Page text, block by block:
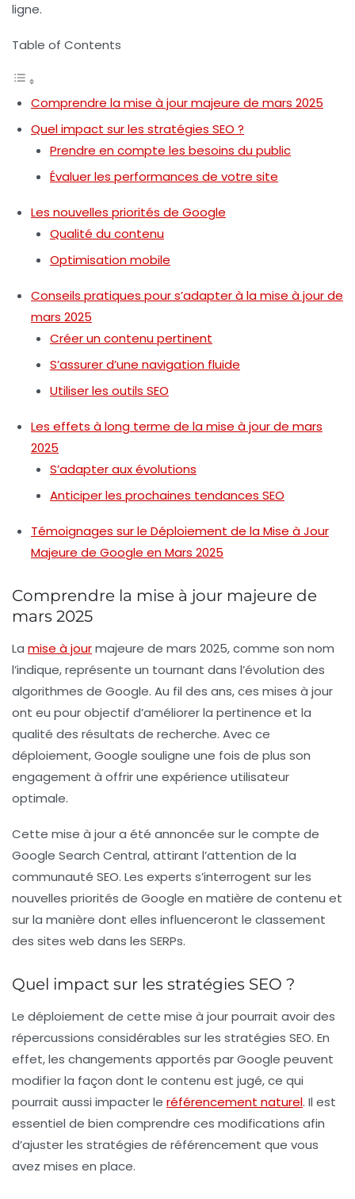
ligne.
Table of Contents
Comprendre la mise à jour majeure de mars 2025
Quel impact sur les stratégies SEO ?
Prendre en compte les besoins du public
Évaluer les performances de votre site
Les nouvelles priorités de Google
Qualité du contenu
Optimisation mobile
Conseils pratiques pour s’adapter à la mise à jour de
mars 2025
Créer un contenu pertinent
S’assurer d’une navigation fluide
Utiliser les outils SEO
Les effets à long terme de la mise à jour de mars
2025
S’adapter aux évolutions
Anticiper les prochaines tendances SEO
Témoignages sur le Déploiement de la Mise à Jour
Majeure de Google en Mars 2025
Comprendre la mise à jour majeure de
mars 2025
La mise à jourmajeure de mars 2025, comme son nom
l’indique, représente un tournant dans l’évolution des
algorithmes de Google. Au fil des ans, ces mises à jour
ont eu pour objectif d’améliorer la pertinence et la
qualité des résultats de recherche. Avec ce
déploiement, Google souligne une fois de plus son
engagement à offrir une expérience utilisateur
optimale.
Cette mise à jour a été annoncée sur le compte de
Google Search Central, attirant l’attention de la
communauté SEO. Les experts s’interrogent sur les
nouvelles priorités de Google en matière de contenu et
sur la manière dont elles influenceront le classement
des sites web dans les SERPs.
Quel impact sur les stratégies SEO ?
Le déploiement de cette mise à jour pourrait avoir des
répercussions considérables sur les stratégies SEO. En
effet, les changements apportés par Google peuvent
modifier la façon dont le contenu est jugé, ce qui
pourrait aussi impacter le référencement naturel. Il est
essentiel de bien comprendre ces modifications afin
d’ajuster les stratégies de référencement que vous
avez mises en place.